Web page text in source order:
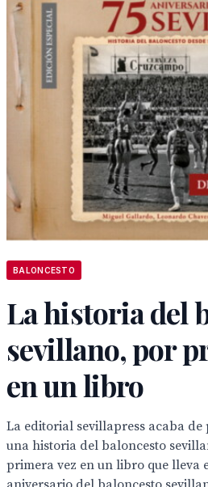
BALONCESTO
La historia del
sevillano, por
en un libro
La editorial sevillapress acaba
una historia del baloncesto
primera vez en un libro que lleva